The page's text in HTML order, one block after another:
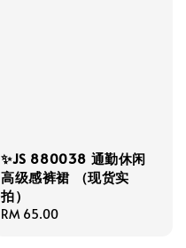
✨JS 880038 通勤休闲
高级感裤裙 （现货实
拍）
Regular
RM 65.00